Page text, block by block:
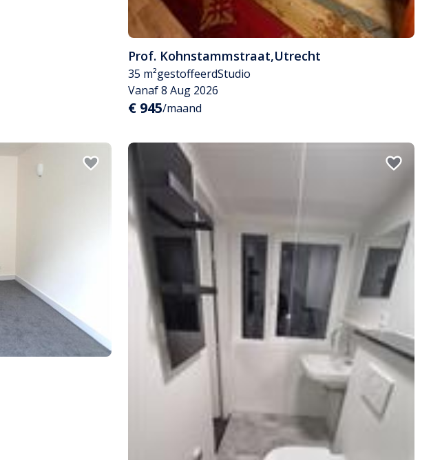
Prof. Kohnstammstraat,Utrecht
35 m²gestoffeerdStudio
Vanaf 8 Aug 2026
€ 945/maand